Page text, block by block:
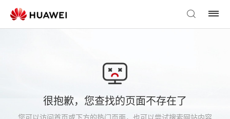
很抱歉，您查找的页面不存在了